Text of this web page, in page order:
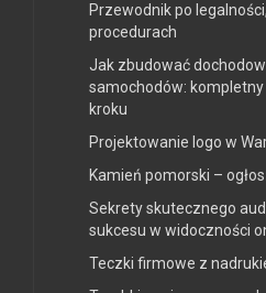
Przewodnik po
procedurach
Jak zbudować
samochodów:
kroku
Projektowanie logo w
Kamień pomorski –
Sekrety skutecznego
sukcesu w widoczności
Teczki firmowe z